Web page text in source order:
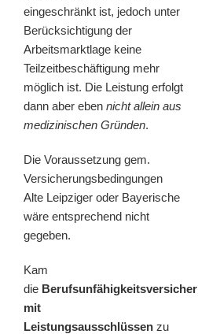
eingeschränkt ist, jedoch unter
Berücksichtigung der
Arbeitsmarktlage keine
Teilzeitbeschäftigung mehr
möglich ist. Die Leistung erfolgt
dann aber eben nicht allein aus
medizinischen Gründen.
Die Voraussetzung gem.
Versicherungsbedingungen
Alte Leipziger oder Bayerische
wäre entsprechend nicht
gegeben.
Kam
die
mit
Leistungsausschlüssenzu